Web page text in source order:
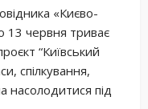
«Києво-
13 червня триває
“Київський
спілкування,
насолодитися під